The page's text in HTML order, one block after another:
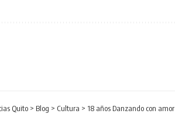
Quito > Blog > Cultura > 18 años Danzando con amor